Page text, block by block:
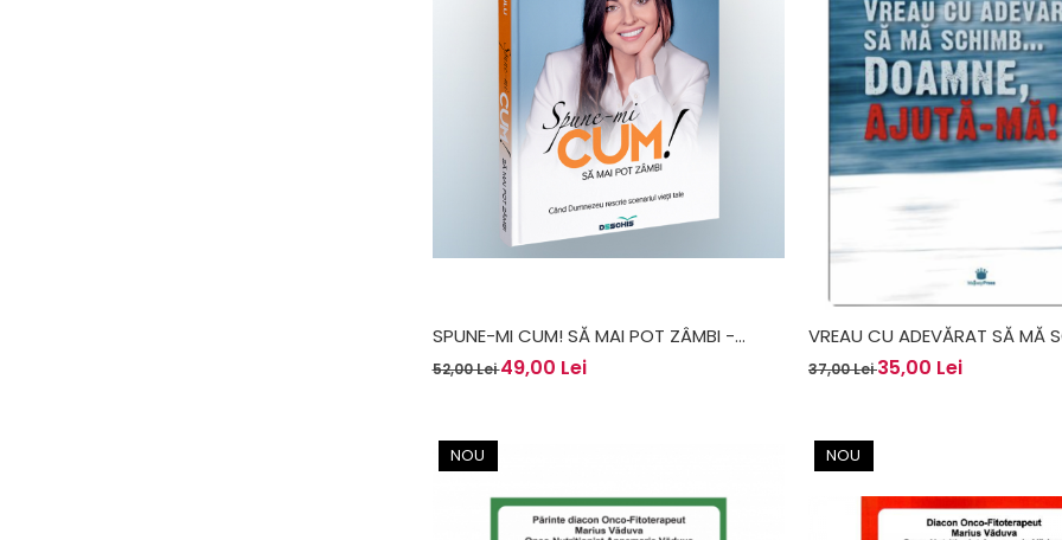
SPUNE-MI CUM! SĂ MAI POT ZÂMBI -
ANTONIA FUDULU
52,00 Lei49,00 Lei
VREAU CU ADEVĂRAT SĂ MĂ
DOAMNE, AJUTA-MĂ! - JAMES
37,00 Lei35,00 Lei
NOU NOU